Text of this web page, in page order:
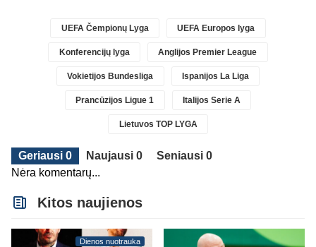
UEFA Čempionų Lyga UEFA Europos lyga
Konferencijų lyga Anglijos Premier League
Vokietijos Bundesliga Ispanijos La Liga
Prancūzijos Ligue 1 Italijos Serie A
Lietuvos TOP LYGA
Geriausi 0 Naujausi 0
Seniausi 0
Nėra komentarų...
Kitos naujienos
Dienos nuotrauka